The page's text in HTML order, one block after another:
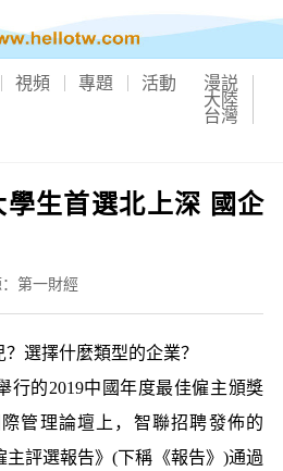
視頻 專題 活動 漫説
大陸
台灣
生首選北上深 國企
第一財經
擇什麼類型的企業？
的2019中國年度最佳僱主頒獎
管理論壇上，智聯招聘發佈的
主評選報告》(下稱《報告》)通過